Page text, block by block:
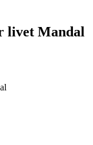
livet Mandal